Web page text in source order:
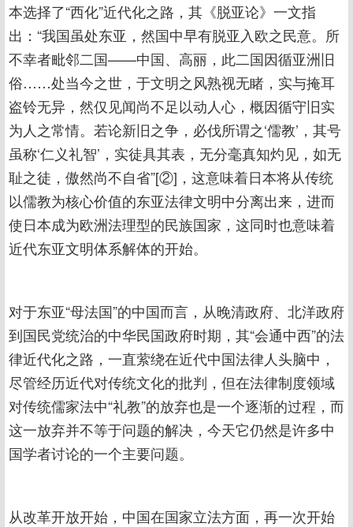
本选择了“西化”近代化之路，其《脱亚论》一文指
出：“我国虽处东亚，然国中早有脱亚入欧之民意。所
不幸者毗邻二国——中国、高丽，此二国因循亚洲旧
俗……处当今之世，于文明之风熟视无睹，实与掩耳
盗铃无异，然仅见闻尚不足以动人心，概因循守旧实
为人之常情。若论新旧之争，必伐所谓之‘儒教’，其号
虽称‘仁义礼智’，实徒具其表，无分毫真知灼见，如无
耻之徒，傲然尚不自省”[②]，这意味着日本将从传统
以儒教为核心价值的东亚法律文明中分离出来，进而
使日本成为欧洲法理型的民族国家，这同时也意味着
近代东亚文明体系解体的开始。
对于东亚“母法国”的中国而言，从晚清政府、北洋政府
到国民党统治的中华民国政府时期，其“会通中西”的法
律近代化之路，一直萦绕在近代中国法律人头脑中，
尽管经历近代对传统文化的批判，但在法律制度领域
对传统儒家法中“礼教”的放弃也是一个逐渐的过程，而
这一放弃并不等于问题的解决，今天它仍然是许多中
国学者讨论的一个主要问题。
从改革开放开始，中国在国家立法方面，再一次开始